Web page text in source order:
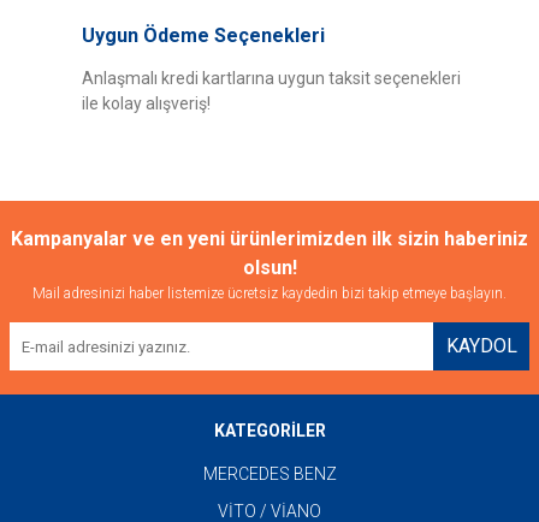
Uygun Ödeme Seçenekleri
Anlaşmalı kredi kartlarına uygun taksit seçenekleri
ile kolay alışveriş!
Kampanyalar ve en yeni ürünlerimizden ilk sizin haberiniz
olsun!
Mail adresinizi haber listemize ücretsiz kaydedin bizi takip etmeye başlayın.
KAYDOL
KATEGORİLER
MERCEDES BENZ
VİTO / VİANO